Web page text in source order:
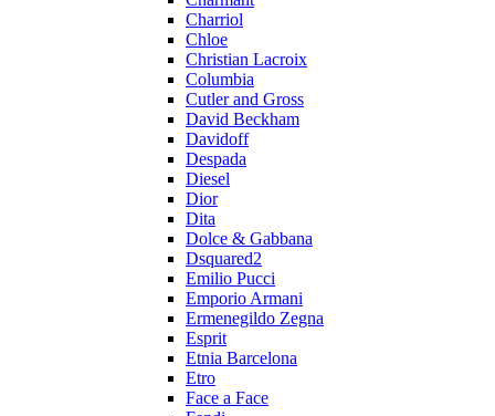
Charriol
Chloe
Christian Lacroix
Columbia
Cutler and Gross
David Beckham
Davidoff
Despada
Diesel
Dior
Dita
Dolce & Gabbana
Dsquared2
Emilio Pucci
Emporio Armani
Ermenegildo Zegna
Esprit
Etnia Barcelona
Etro
Face a Face